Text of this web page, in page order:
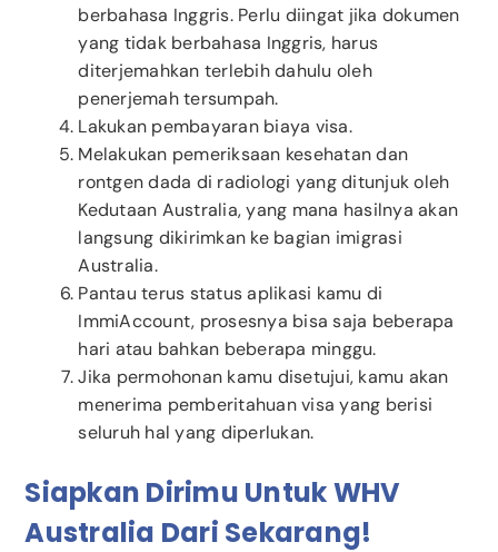
berbahasa Inggris. Perlu diingat jika dokumen
yang tidak berbahasa Inggris, harus
diterjemahkan terlebih dahulu oleh
penerjemah tersumpah.
Lakukan pembayaran biaya visa.
Melakukan pemeriksaan kesehatan dan
rontgen dada di radiologi yang ditunjuk oleh
Kedutaan Australia, yang mana hasilnya akan
langsung dikirimkan ke bagian imigrasi
Australia.
Pantau terus status aplikasi kamu di
ImmiAccount, prosesnya bisa saja beberapa
hari atau bahkan beberapa minggu.
Jika permohonan kamu disetujui, kamu akan
menerima pemberitahuan visa yang berisi
seluruh hal yang diperlukan.
Siapkan Dirimu Untuk WHV
Australia Dari Sekarang!